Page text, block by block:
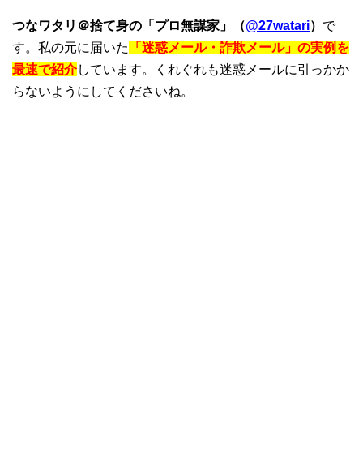
つなワタリ＠捨て身の「プロ無謀家」（@27watari） で
す。私の元に届いた
「迷惑メール・詐欺メール」の実例を
最速で紹介しています。くれぐれも迷惑メールに引っかか
らないようにしてくださいね。